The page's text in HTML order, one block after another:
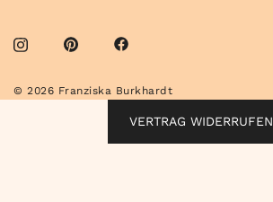
© 2026 Franziska Burkhardt
VERTRAG WIDERRUFEN